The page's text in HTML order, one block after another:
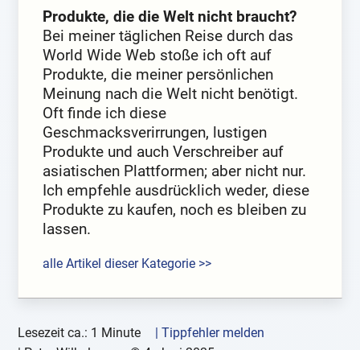
Produkte, die die Welt nicht braucht?
Bei meiner täglichen Reise durch das
World Wide Web stoße ich oft auf
Produkte, die meiner persönlichen
Meinung nach die Welt nicht benötigt.
Oft finde ich diese
Geschmacksverirrungen, lustigen
Produkte und auch Verschreiber auf
asiatischen Plattformen; aber nicht nur.
Ich empfehle ausdrücklich weder, diese
Produkte zu kaufen, noch es bleiben zu
lassen.
alle Artikel dieser Kategorie >>
Lesezeit ca.: 1 Minute
| Tippfehler melden